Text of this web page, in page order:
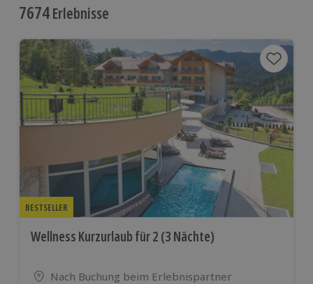
7674Erlebnisse
BESTSELLER
Wellness Kurzurlaub für 2 (3 Nächte)
Standort
Nach Buchung beim Erlebnispartner